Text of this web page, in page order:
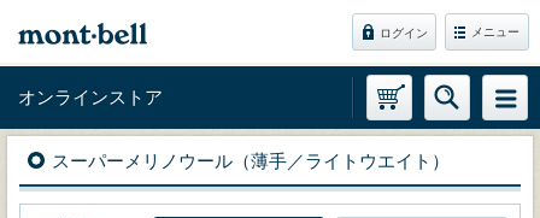
ログイン メニュー
オンラインストア
スーパーメリノウール（薄手／ライトウエイト）